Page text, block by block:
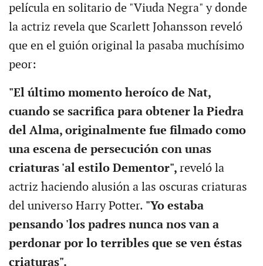
película en solitario de "Viuda Negra" y donde
la actriz revela que Scarlett Johansson reveló
que en el guión original la pasaba muchísimo
peor:
"El último momento heroíco de Nat,
cuando se sacrifica para obtener la Piedra
del Alma, originalmente fue filmado como
una escena de persecución con unas
criaturas 'al estilo Dementor", reveló la
actriz haciendo alusión a las oscuras criaturas
del universo Harry Potter. "Yo estaba
pensando 'los padres nunca nos van a
perdonar por lo terribles que se ven éstas
criaturas".